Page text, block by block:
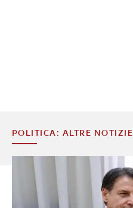
POLITICA: ALTRE NOTIZIE